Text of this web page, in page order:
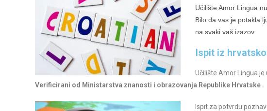
Učilište Amor Lingua
Bilo da vas je potakla
na svaki vaš izazov.
Ispit iz
Učilište Amor Lingua
Verificirani od Ministarstva znanosti i obrazovanja Republike Hrvatske .
Ispit za potvrdu